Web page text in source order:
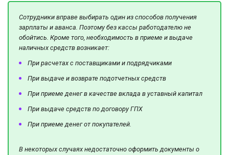
Сотрудники вправе выбирать один из способов получения
зарплаты и аванса. Поэтому без кассы работодателю не
обойтись. Кроме того, необходимость в приеме и выдаче
наличных средств возникает:
При расчетах с поставщиками и подрядчиками
При выдаче и возврате подотчетных средств
При приеме денег в качестве вклада в уставный капитал
При выдаче средств по договору ГПХ
При приеме денег от покупателей.
В некоторых случаях недостаточно оформить документы о